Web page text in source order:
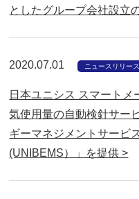
としたグループ会社設立
2020.07.01 ニュースリリース
日本ユニシス スマートメ
気使用量の自動検針サー
ギーマネジメントサービ
(UNIBEMS）」を提供 >